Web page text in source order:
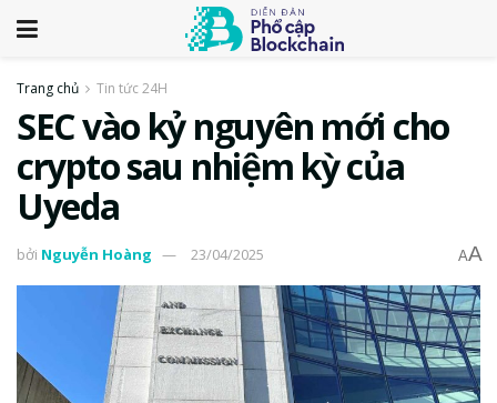
Trang chủ Tin tức 24H
SEC vào kỷ nguyên mới cho
crypto sau nhiệm kỳ của
Uyeda
bởi Nguyễn Hoàng 23/04/2025 AA